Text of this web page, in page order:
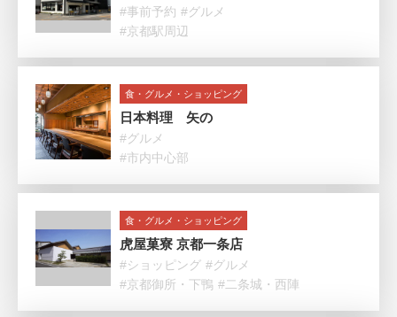
#事前予約 #グルメ
#京都駅周辺
食・グルメ・ショッピング
日本料理 矢の
#グルメ
#市内中心部
食・グルメ・ショッピング
虎屋菓寮 京都一条店
#ショッピング #グルメ
#京都御所・下鴨 #二条城・西陣